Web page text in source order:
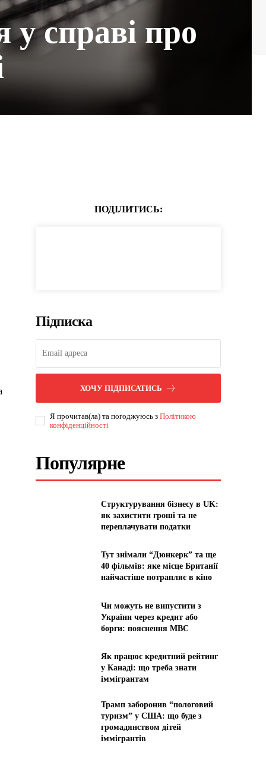
у справі про
ПОДІЛИТИСЬ:
Підписка
ХОЧУ ПІДПИСАТИСЬ
Я прочитав(ла) та погоджуюсь зПолітикою
конфіденційності
Популярне
Структурування бізнесу в UK:
як захистити гроші та не
переплачувати податки
Тут знімали “Дюнкерк” та ще
40 фільмів: яке місце Британії
найчастіше потрапляє в кіно
Чи можуть не випустити з
України через кредит або
борги: пояснення МВС
Як працює кредитний рейтинг
у Канаді: що треба знати
іммігрантам
Трамп заборонив “пологовий
туризм” у США: що буде з
громадянством дітей
іммігрантів